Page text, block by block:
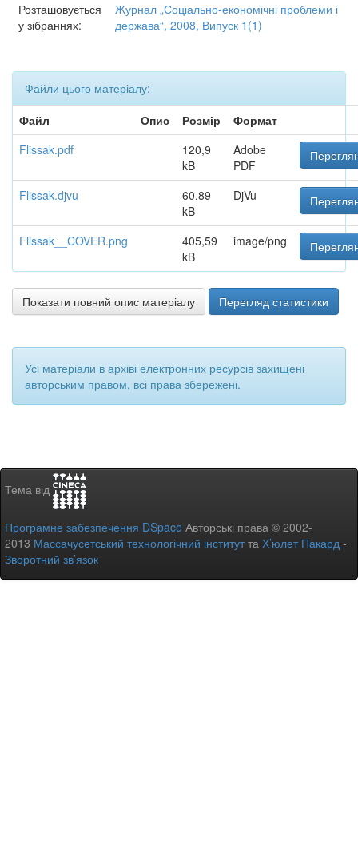
Розташовується
у зібраннях:
Журнал „Соціально-економічні проблеми і
держава“, 2008, Випуск 1(1)
Файли цього матеріалу:
Файл
Опис Розмір
Формат
Flissak.pdf
120,9
kB
Adobe
PDF
Flissak.djvu
60,89
kB
DjVu
Flissak__COVER.png
405,59
kB
image/png
Показати повний опис матеріалу Перегляд статистики
Усі матеріали в архіві електронних ресурсів захищені
авторським правом, всі права збережені.
Тема від
Програмне забезпечення DSpace Авторські права © 2002-
2013 Массачусетський технологічний інститутта Х’юлет Пакард -
Зворотний зв’язок